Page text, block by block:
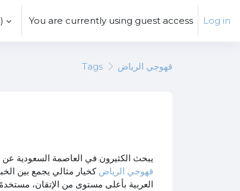
You are currently using guest access Log in
Tags قهوجي الرياض
يبحث الكثيرون في العاصمة السعودية
قهوجي الرياض كخيار مثالي يجمع بين
العربية بأعلى مستوى من الإتقان،